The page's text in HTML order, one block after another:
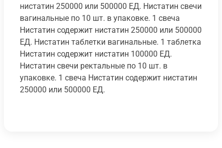
нистатин 250000 или 500000 ЕД. Нистатин свечи
вагинальные по 10 шт. в упаковке. 1 свеча
Нистатин содержит нистатин 250000 или 500000
ЕД. Нистатин таблетки вагинальные. 1 таблетка
Нистатин содержит нистатин 100000 ЕД.
Нистатин свечи ректальные по 10 шт. в
упаковке. 1 свеча Нистатин содержит нистатин
250000 или 500000 ЕД.